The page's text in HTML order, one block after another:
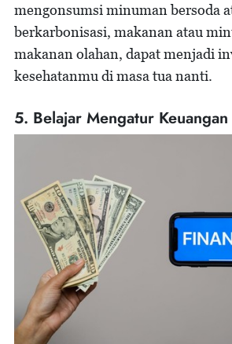
mengonsumsi minuman bersoda
berkarbonisasi, makanan atau
makanan olahan, dapat menjadi
kesehatanmu di masa tua nanti.
5. Belajar Mengatur Keuangan